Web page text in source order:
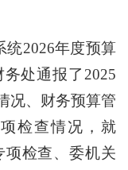
2026年度预算
处通报了2025
况、财务预算管
检查情况，就
项检查、委机关